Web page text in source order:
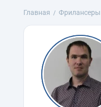
Главная Фрилансеры